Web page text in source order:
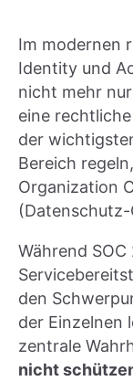
Im modernen
Identity und
nicht mehr
eine
der
Bereich
Organization
Während
den
der Einzelnen
zentrale
nicht